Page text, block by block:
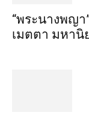
“พระ​นาง​พญ
เมตตา​ มหา​